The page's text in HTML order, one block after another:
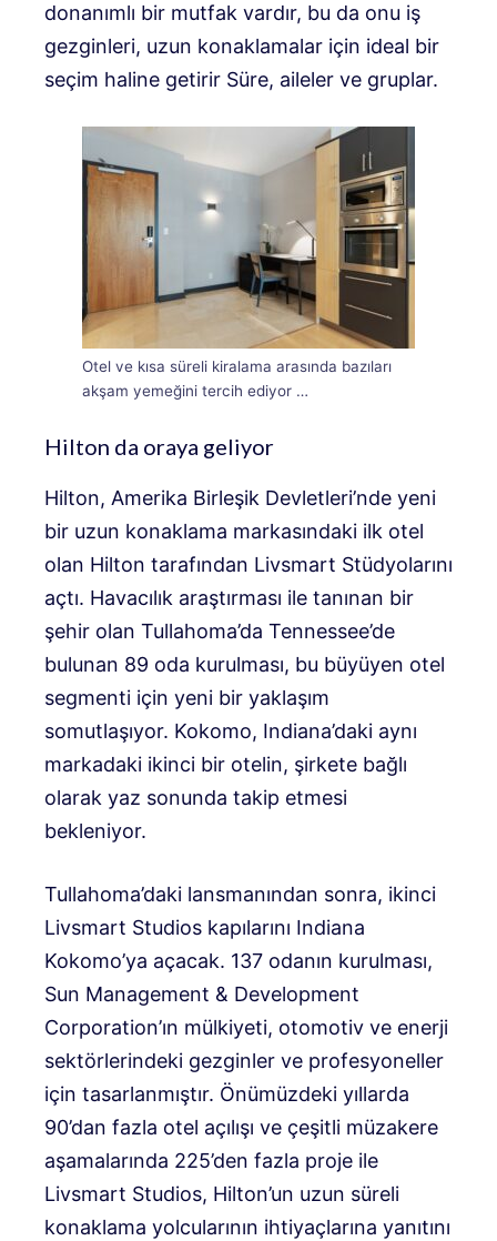
donanımlı bir mutfak vardır, bu da onu iş
gezginleri, uzun konaklamalar için ideal bir
seçim haline getirir Süre, aileler ve gruplar.
Otel ve kısa süreli kiralama arasında bazıları
akşam yemeğini tercih ediyor …
Hilton da oraya geliyor
Hilton, Amerika Birleşik Devletleri’nde yeni
bir uzun konaklama markasındaki ilk otel
olan Hilton tarafından Livsmart Stüdyolarını
açtı. Havacılık araştırması ile tanınan bir
şehir olan Tullahoma’da Tennessee’de
bulunan 89 oda kurulması, bu büyüyen otel
segmenti için yeni bir yaklaşım
somutlaşıyor. Kokomo, Indiana’daki aynı
markadaki ikinci bir otelin, şirkete bağlı
olarak yaz sonunda takip etmesi
bekleniyor.
Tullahoma’daki lansmanından sonra, ikinci
Livsmart Studios kapılarını Indiana
Kokomo’ya açacak. 137 odanın kurulması,
Sun Management & Development
Corporation’ın mülkiyeti, otomotiv ve enerji
sektörlerindeki gezginler ve profesyoneller
için tasarlanmıştır. Önümüzdeki yıllarda
90’dan fazla otel açılışı ve çeşitli müzakere
aşamalarında 225’den fazla proje ile
Livsmart Studios, Hilton’un uzun süreli
konaklama yolcularının ihtiyaçlarına yanıtını